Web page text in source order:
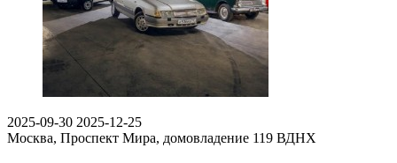
2025-09-30 2025-12-25
Москва, Проспект Мира, домовладение 119 ВДНХ